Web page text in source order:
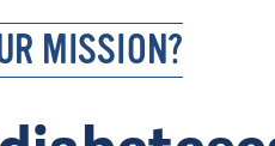
MISSION?